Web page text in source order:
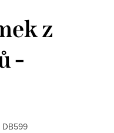
z
-
DB599